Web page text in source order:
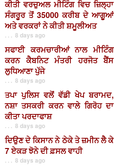
ਕੀਤੀ ਵਰਚੁਅਲ ਮੀਟਿੰਗ ਵਿਚ ਜ਼ਿਲ੍ਹਾ
ਸੰਗਰੂਰ ਤੋਂ 35000 ਕਰੀਬ ਦੇ ਆਗੂਆਂ
ਅਤੇ ਵਰਕਰਾਂ ਨੇ ਕੀਤੀ ਸ਼ਮੂਲੀਅਤ
. . . 8 days ago
ਸਫਾਈ ਕਰਮਚਾਰੀਆਂ ਨਾਲ ਮੀਟਿੰਗ
ਕਰਨ ਕੈਬਨਿਟ ਮੰਤਰੀ ਹਰਜੋਤ ਬੈਂਸ
ਲੁਧਿਆਣਾ ਪੁੱਜੇ
. . . 8 days ago
ਤਪਾ ਪੁਲਿਸ ਵਲੋਂ ਵੱਡੀ ਖੇਪ ਬਰਾਮਦ,
ਨਸ਼ਾ ਤਸਕਰੀ ਕਰਨ ਵਾਲੇ ਗਿਰੋਹ ਦਾ
ਕੀਤਾ ਪਰਦਾਫਾਸ਼
. . . 8 days ago
ਦਿਉਣ ਦੇ ਕਿਸਾਨ ਨੇ ਠੇਕੇ ਤੇ ਜ਼ਮੀਨ ਲੈ ਕੇ
7 ਏਕੜ ਝੋਨੇ ਦੀ ਫ਼ਸਲ ਵਾਹੀ
. . . 8 days ago